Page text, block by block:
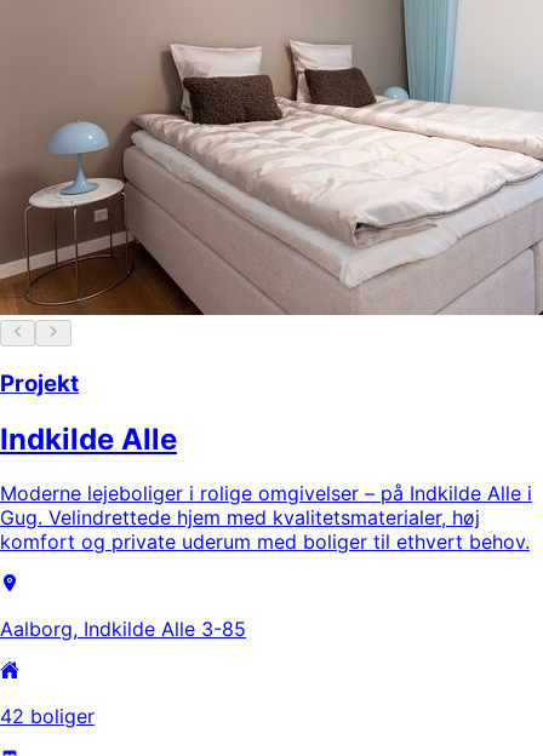
Projekt
Indkilde Alle
Moderne lejeboliger i rolige omgivelser – på Indkilde Alle i
Gug. Velindrettede hjem med kvalitetsmaterialer, høj
komfort og private uderum med boliger til ethvert behov.
Aalborg, Indkilde Alle 3-85
42 boliger